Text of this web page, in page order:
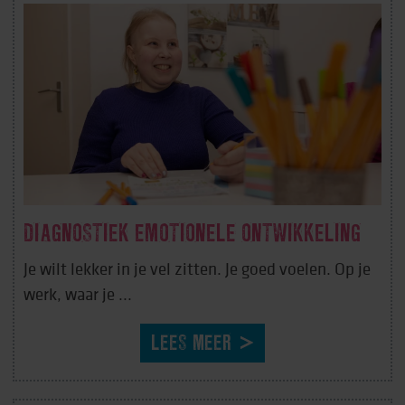
DIAGNOSTIEK EMOTIONELE ONTWIKKELING
Je wilt lekker in je vel zitten. Je goed voelen. Op je
werk, waar je ...
LEES MEER